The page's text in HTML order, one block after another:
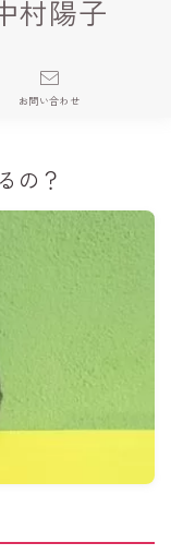
村陽子
お問い合わせ
の？